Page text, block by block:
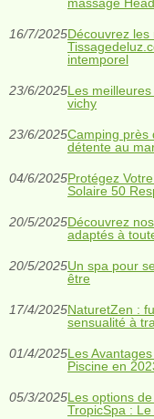
massage
16/7/2025Découvrez
intemporel
23/6/2025Les
vichy
23/6/2025Camping près
détente au
04/6/2025Protégez
Solaire 50
20/5/2025Découvrez
adaptés à
20/5/2025Un spa pour
être
17/4/2025NaturetZen :
sensualité à
01/4/2025Les
Piscine en
05/3/2025Les options
TropicSpa :